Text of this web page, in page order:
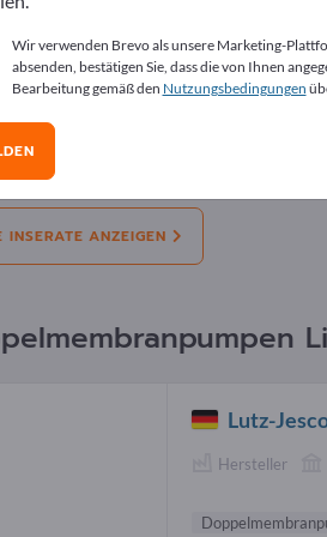
Angebote Bedarfe
INSERATE ANZEIGEN
Lutz-
Hersteller
Wir verwenden Brevo als unsere Marketing-
absenden, bestätigen Sie, dass die von Ihnen
Bearbeitung gemäß den Nutzungsbedingungen